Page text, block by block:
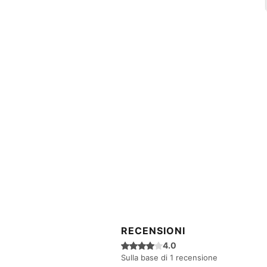
RECENSIONI
Valutazione 4 stelle su 5.
4.0
Sulla base di 1 recensione